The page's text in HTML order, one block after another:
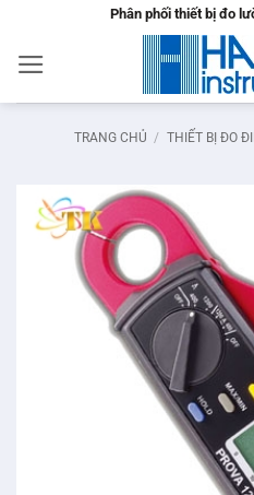
nội
dung
Phân phối thiết bị đo
TRANG CHỦ / THIẾT BỊ ĐO